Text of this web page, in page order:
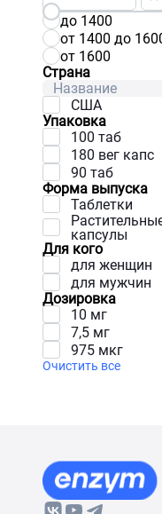
до 1400
от 1400 до
от 1600
Страна
США
Упаковка
100 таб
180 вег капс
90 таб
Форма выпуска
Таблетки
капсулы
Для кого
для женщин
для мужчин
Дозировка
10 мг
7,5 мг
975 мкг
Очистить все